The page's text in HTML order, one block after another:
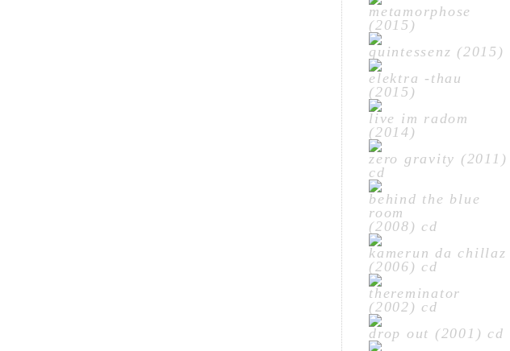
metamorphose
(2015)
quintessenz (2015)
elektra -thau
(2015)
live im radom
(2014)
zero gravity (2011)
cd
behind the blue
room
(2008) cd
kamerun da chillaz
(2006) cd
thereminator
(2002) cd
drop out (2001) cd